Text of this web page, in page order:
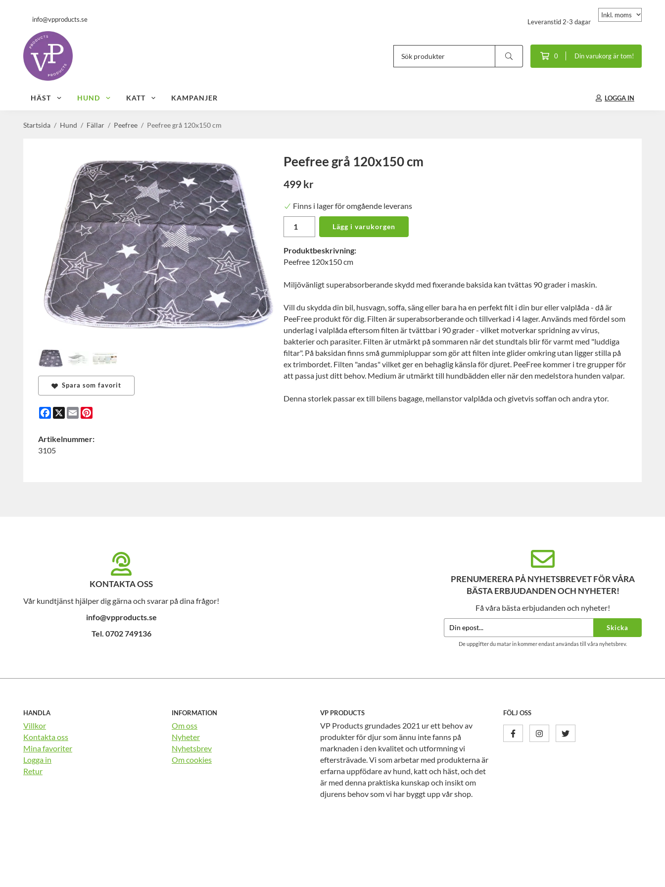
info@vpproducts.se Leveranstid 2-3 dagar
0 Din varukorg är tom!
HÄST HUND KATT KAMPANJER LOGGA IN
Startsida / Hund / Fällar / Peefree / Peefree grå 120x150 cm
Peefree grå 120x150 cm
499 kr
Finns i lager för omgående leverans
Lägg i varukorgen
Produktbeskrivning:
Peefree 120x150 cm
Miljövänligt superabsorberande skydd med fixerande baksida kan tvättas 90 grader i maskin.
Vill du skydda din bil, husvagn, soffa, säng eller bara ha en perfekt filt i din bur eller valplåda - då är
PeeFree produkt för dig. Filten är superabsorberande och tillverkad i 4 lager. Används med fördel som
underlag i valplåda eftersom filten är tvättbar i 90 grader - vilket motverkar spridning av virus,
bakterier och parasiter. Filten är utmärkt på sommaren när det stundtals blir för varmt med "luddiga
filtar". På baksidan finns små gummipluppar som gör att filten inte glider omkring utan ligger stilla på
ex trimbordet. Filten "andas" vilket ger en behaglig känsla för djuret. PeeFree kommer i tre grupper för
att passa just ditt behov. Medium är utmärkt till hundbädden eller när den medelstora hunden valpar.
Denna storlek passar ex till bilens bagage, mellanstor valplåda och givetvis soffan och andra ytor.
Spara som favorit
Facebook
X Email
Artikelnummer:
3105
KONTAKTA OSS
Vår kundtjänst hjälper dig gärna och svarar på dina frågor!
info@vpproducts.se
Tel. 0702 749136
PRENUMERERA PÅ NYHETSBREVET FÖR VÅRA
BÄSTA ERBJUDANDEN OCH NYHETER!
Få våra bästa erbjudanden och nyheter!
Skicka
De uppgifter du matar in kommer endast användas till våra nyhetsbrev.
HANDLA
Villkor
Kontakta oss
Mina favoriter
Logga in
Retur
INFORMATION
Om oss
Nyheter
Nyhetsbrev
Om cookies
VP PRODUCTS
VP Products grundades 2021 ur ett behov av
produkter för djur som ännu inte fanns på
marknaden i den kvalitet och utformning vi
eftersträvade. Vi som arbetar med produkterna är
erfarna uppfödare av hund, katt och häst, och det
är med denna praktiska kunskap och insikt om
djurens behov som vi har byggt upp vår shop.
FÖLJ OSS